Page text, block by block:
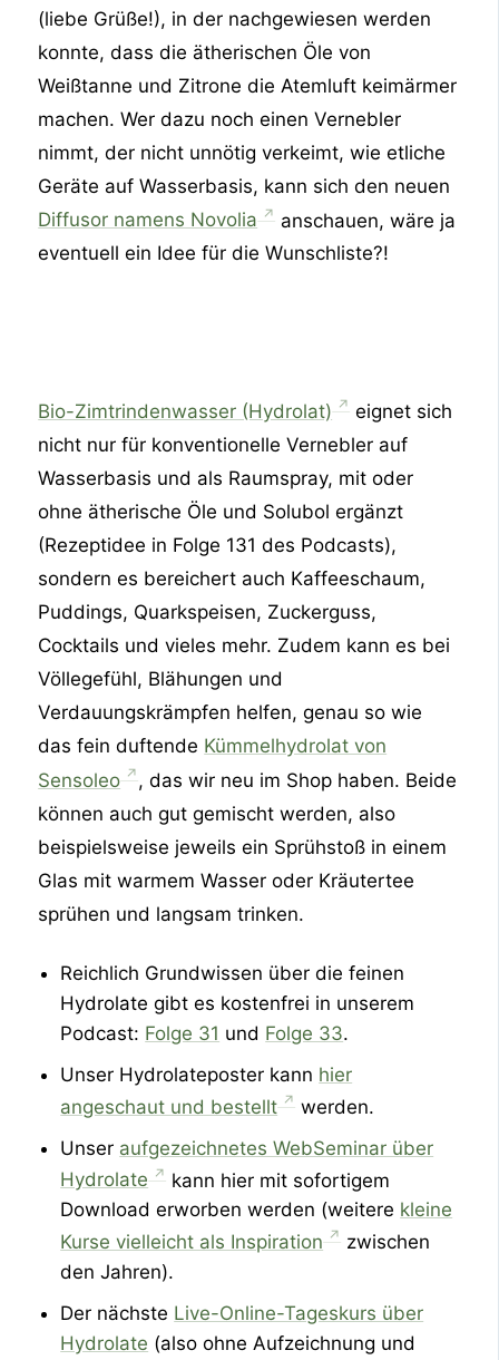
(liebe Grüße!), in der nachgewiesen werden
konnte, dass die ätherischen Öle von
Weißtanne und Zitrone die Atemluft keimärmer
machen. Wer dazu noch einen Vernebler
nimmt, der nicht unnötig verkeimt, wie etliche
Geräte auf Wasserbasis, kann sich den neuen
Diffusor namens Novolia
anschauen, wäre ja
eventuell ein Idee für die Wunschliste?!
Bio-Zimtrindenwasser (Hydrolat)
eignet sich
nicht nur für konventionelle Vernebler auf
Wasserbasis und als Raumspray, mit oder
ohne ätherische Öle und Solubol ergänzt
(Rezeptidee in Folge 131 des Podcasts),
sondern es bereichert auch Kaffeeschaum,
Puddings, Quarkspeisen, Zuckerguss,
Cocktails und vieles mehr. Zudem kann es bei
Völlegefühl, Blähungen und
Verdauungskrämpfen helfen, genau so wie
das fein duftende Kümmelhydrolat von
Sensoleo
, das wir neu im Shop haben. Beide
können auch gut gemischt werden, also
beispielsweise jeweils ein Sprühstoß in einem
Glas mit warmem Wasser oder Kräutertee
sprühen und langsam trinken.
Reichlich Grundwissen über die feinen
Hydrolate gibt es kostenfrei in unserem
Podcast: Folge 31 und Folge 33.
Unser Hydrolateposter kann hier
angeschaut und bestellt
werden.
Unser aufgezeichnetes WebSeminar über
Hydrolate
kann hier mit sofortigem
Download erworben werden (weitere kleine
Kurse vielleicht als Inspiration
zwischen
den Jahren).
Der nächste Live-Online-Tageskurs über
Hydrolate (also ohne Aufzeichnung und